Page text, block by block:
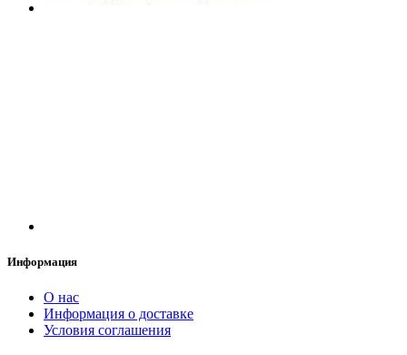
Информация
О нас
Информация о доставке
Условия соглашения